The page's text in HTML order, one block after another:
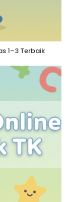
1–3 Terbaik